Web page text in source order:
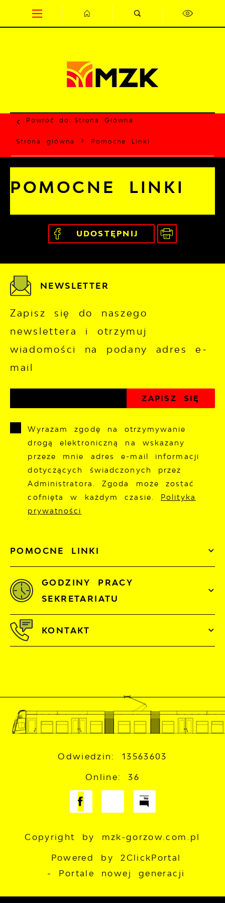
Przejdź do menu.
Przejdź do wyszukiwarki.
Przejdź do treści.
Przejdź do ustawień wielkości czcionki.
Wyłącz wersję kontrastową strony.
Powróć do: Strona Główna
Strona główna Pomocne Linki
POMOCNE LINKI
UDOSTĘPNIJ
POMOCNE LINKI
NEWSLETTER
Zapisz się do naszego
newslettera i otrzymuj
wiadomości na podany adres e-
mail
Wyrażam zgodę na otrzymywanie
drogą elektroniczną na wskazany
przeze mnie adres e-mail informacji
dotyczących świadczonych przez
Administratora. Zgoda może zostać
cofnięta w każdym czasie. Polityka
prywatności
GODZINY PRACY
SEKRETARIATU
KONTAKT
Odwiedzin: 13563603
Online: 36
Copyright by mzk-gorzow.com.pl
Powered by 2ClickPortal
- Portale nowej generacji